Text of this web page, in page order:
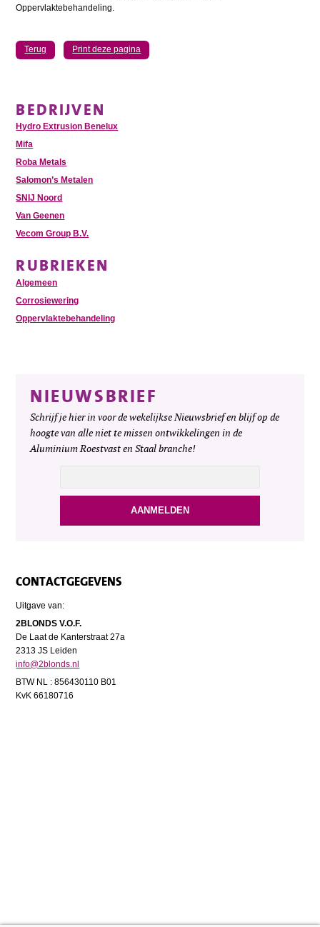
Oppervlaktebehandeling.
Terug Print deze pagina
BEDRIJVEN
Hydro Extrusion Benelux
Mifa
Roba Metals
Salomon’s Metalen
SNIJ Noord
Van Geenen
Vecom Group B.V.
RUBRIEKEN
Algemeen
Corrosiewering
Oppervlaktebehandeling
NIEUWSBRIEF
Schrijf je hier in voor de wekelijkse Nieuwsbrief en blijf op de
hoogte van alle niet te missen ontwikkelingen in de
Aluminium Roestvast en Staal branche!
CONTACTGEGEVENS
Uitgave van:
2BLONDS V.O.F.
De Laat de Kanterstraat 27a
2313 JS Leiden
info@2blonds.nl
BTW NL : 856430110 B01
KvK 66180716